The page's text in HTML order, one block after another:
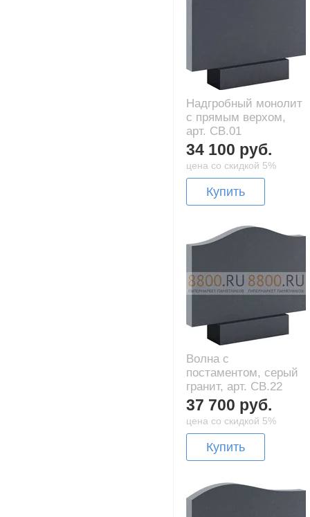
Надгробный монолит
с прямым верхом,
арт. CB.01
34 100 руб.
цена со скидкой 5%
Купить
Волна с
постаментом, серый
гранит, арт. CB.22
37 700 руб.
цена со скидкой 5%
Купить